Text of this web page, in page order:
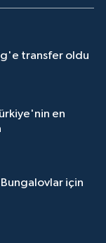
transfer oldu
en
için